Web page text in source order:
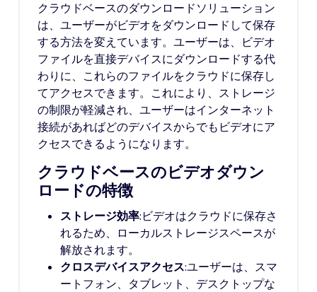
クラウドベースのダウンロードソリューション
は、ユーザーがビデオをダウンロードして保存
する方法を変えています。ユーザーは、ビデオ
ファイルを直接デバイスにダウンロードする代
わりに、これらのファイルをクラウドに保存し
てアクセスできます。これにより、ストレージ
の制限が軽減され、ユーザーはインターネット
接続があればどのデバイスからでもビデオにア
クセスできるようになります。
クラウドベースのビデオダウン
ロードの特徴
ストレージ効率:ビデオはクラウドに保存さ
れるため、ローカルストレージスペースが
解放されます。
クロスデバイスアクセス:ユーザーは、スマ
ートフォン、タブレット、デスクトップな